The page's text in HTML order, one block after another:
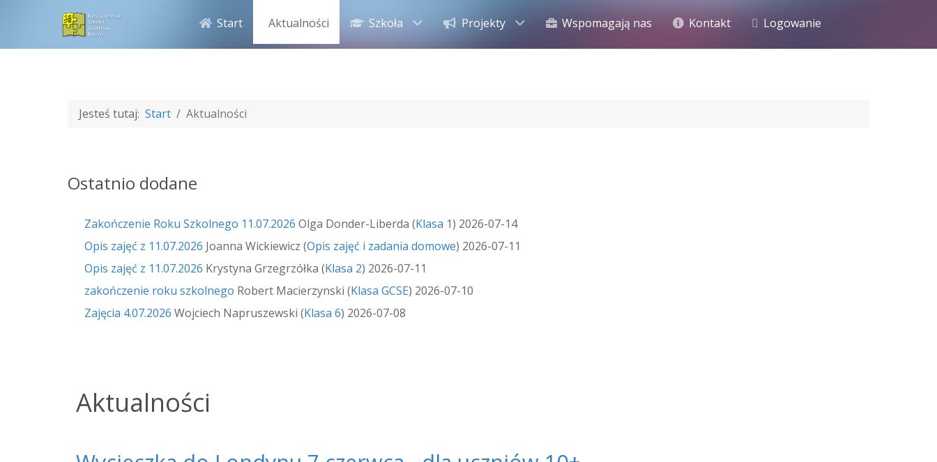
Start Aktualności Szkoła Projekty Wspomagają nas Kontakt Logowanie
Jesteś tutaj: Start Aktualności
Ostatnio dodane
Zakończenie Roku Szkolnego 11.07.2026 Olga Donder-Liberda (Klasa 1) 2026-07-14
Opis zajęć z 11.07.2026 Joanna Wickiewicz (Opis zajęć i zadania domowe) 2026-07-11
Opis zajęć z 11.07.2026 Krystyna Grzegrzółka (Klasa 2) 2026-07-11
zakończenie roku szkolnego Robert Macierzynski (Klasa GCSE) 2026-07-10
Zajęcia 4.07.2026 Wojciech Napruszewski (Klasa 6) 2026-07-08
Aktualności